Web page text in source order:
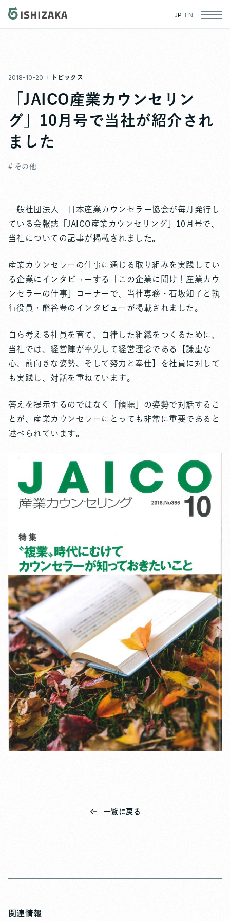
JP EN
2018-10-20 トピックス
「JAICO産業カウンセリン
グ」10月号で当社が紹介され
ました
# その他
一般社団法人 日本産業カウンセラー協会が毎月発行し
ている会報誌「JAICO産業カウンセリング」10月号で、
当社についての記事が掲載されました。
産業カウンセラーの仕事に通じる取り組みを実践してい
る企業にインタビューする「この企業に聞け！産業カウ
ンセラーの仕事」コーナーで、当社専務・石坂知子と執
行役員・熊谷豊のインタビューが掲載されました。
自ら考える社員を育て、自律した組織をつくるために、
当社では、経営陣が率先して経営理念である【謙虚な
心、前向きな姿勢、そして努力と奉仕】を社員に対して
も実践し、対話を重ねています。
答えを提示するのではなく「傾聴」の姿勢で対話するこ
とが、産業カウンセラーにとっても非常に重要であると
述べられています。
一覧に戻る
関連情報